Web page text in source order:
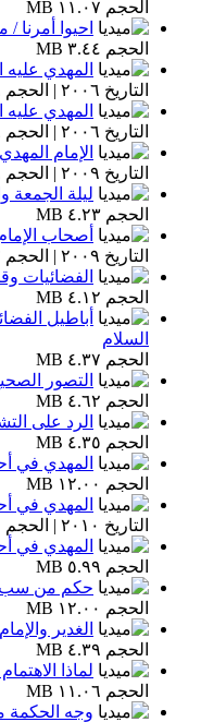
الحجم ١١.٠٧ MB
احيوا أمرنا
الحجم ٣.٤٤ MB
المهدي عليه
التاريخ ٢٠٠٦ | الحجم ٧.٠٩ MB
المهدي
التاريخ ٢٠٠٦ | الحجم ٦.٨٨ MB
الإمام
التاريخ ٢٠٠٩ | الحجم ٨.١٩ MB
ليلة الجمعة
الحجم ٤.٢٣ MB
أصحاب
التاريخ ٢٠٠٩ | الحجم ٨.٠٢ MB
الفضائيات
الحجم ٤.١٢ MB
أباطيل
السلام
الحجم ٤.٣٧ MB
التصور
الحجم ٤.٦٢ MB
الرد على
الحجم ٤.٣٥ MB
المهدي في
الحجم ١٢.٠٠ MB
المهدي في
التاريخ ٢٠١٠ | الحجم ١٠.٦١ MB
المهدي في
الحجم ٥.٩٩ MB
حكم من سب
الحجم ١٢.٠٠ MB
الغدير
الحجم ٤.٣٩ MB
لماذا
الحجم ١١.٠٦ MB
وجه الحكمة